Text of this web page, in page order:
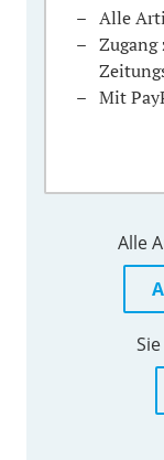
Alle
Mit
Alle